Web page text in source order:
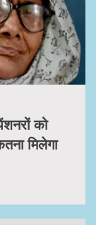
को
मिलेगा